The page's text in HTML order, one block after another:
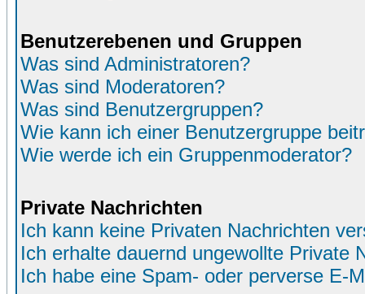
Benutzerebenen und Gruppen
Was sind Administratoren?
Was sind Moderatoren?
Was sind Benutzergruppen?
Wie kann ich einer Benutzergruppe
Wie werde ich ein Gruppenmoderator?
Private Nachrichten
Ich kann keine Privaten Nachrichten
Ich erhalte dauernd ungewollte Private
Ich habe eine Spam- oder perverse E-